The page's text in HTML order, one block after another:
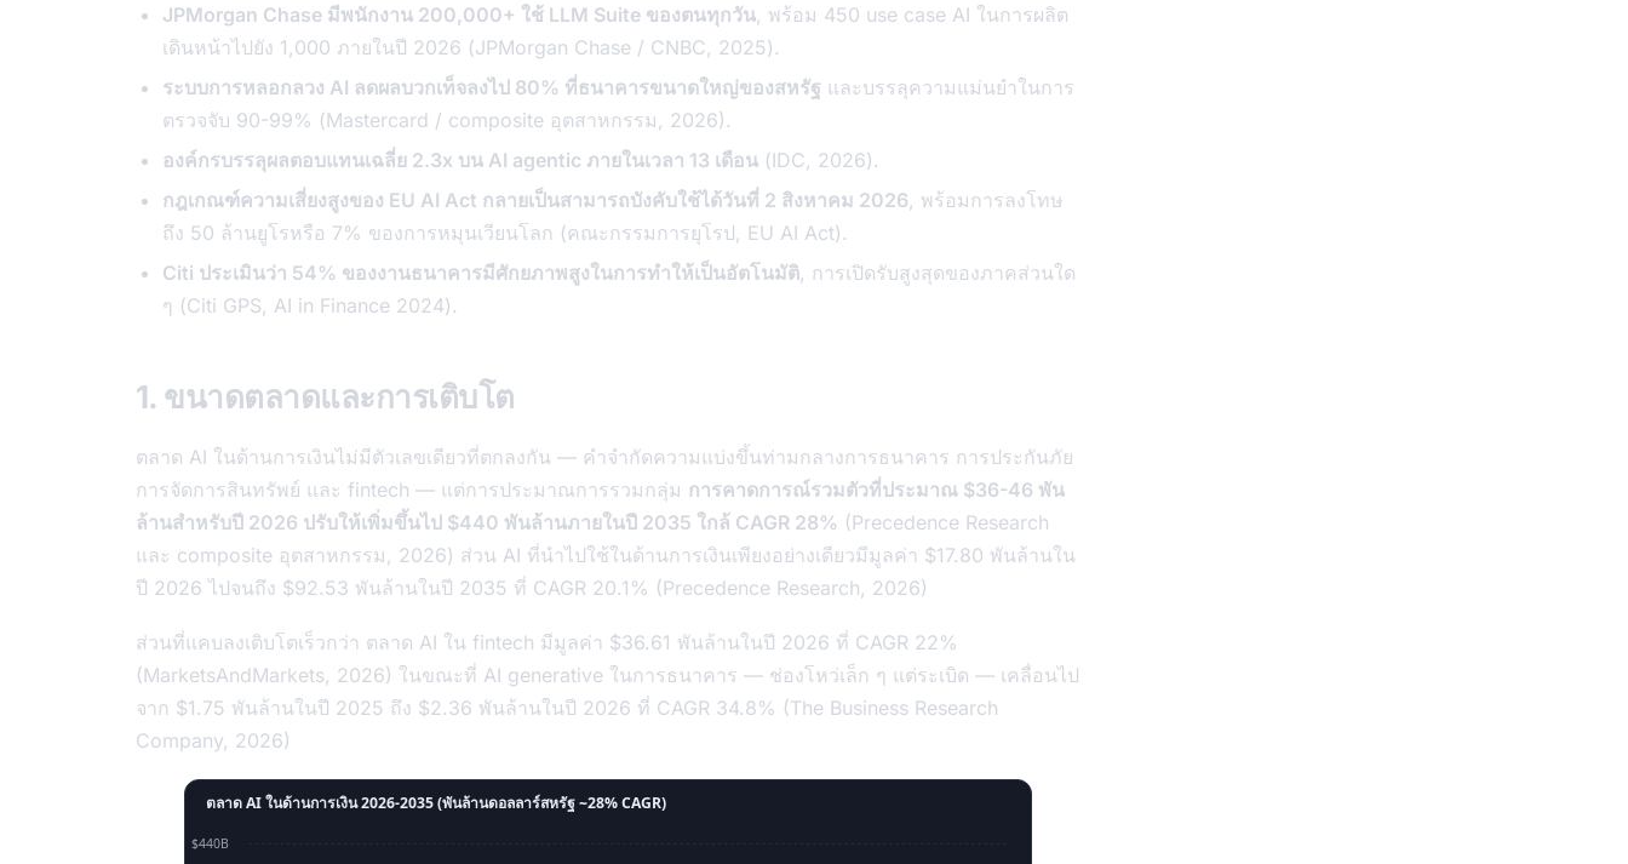
JPMorgan Chase มีพนักงาน 200,000+ ใช้ LLM Suite ของตนทุกวัน, พร้อม 450 use case AI ในการผลิต
เดินหน้าไปยัง 1,000 ภายในปี 2026 (JPMorgan Chase / CNBC, 2025).
ระบบการหลอกลวง AI ลดผลบวกเท็จลงไป 80% ที่ธนาคารขนาดใหญ่ของสหรัฐ และบรรลุความแม่นยำในการ
ตรวจจับ 90-99% (Mastercard / composite อุตสาหกรรม, 2026).
องค์กรบรรลุผลตอบแทนเฉลี่ย 2.3x บน AI agentic ภายในเวลา 13 เดือน (IDC, 2026).
กฎเกณฑ์ความเสี่ยงสูงของ EU AI Act กลายเป็นสามารถบังคับใช้ได้วันที่ 2 สิงหาคม 2026, พร้อมการลงโทษ
ถึง 50 ล้านยูโรหรือ 7% ของการหมุนเวียนโลก (คณะกรรมการยุโรป, EU AI Act).
Citi ประเมินว่า 54% ของงานธนาคารมีศักยภาพสูงในการทำให้เป็นอัตโนมัติ, การเปิดรับสูงสุดของภาคส่วนใด
ๆ (Citi GPS, AI in Finance 2024).
1. ขนาดตลาดและการเติบโต
ตลาด AI ในด้านการเงินไม่มีตัวเลขเดียวที่ตกลงกัน — คำจำกัดความแบ่งขึ้นท่ามกลางการธนาคาร การประกันภัย
การจัดการสินทรัพย์ และ fintech — แต่การประมาณการรวมกลุ่ม การคาดการณ์รวมตัวที่ประมาณ $36-46 พัน
ล้านสำหรับปี 2026 ปรับให้เพิ่มขึ้นไป $440 พันล้านภายในปี 2035 ใกล้ CAGR 28% (Precedence Research
และ composite อุตสาหกรรม, 2026) ส่วน AI ที่นำไปใช้ในด้านการเงินเพียงอย่างเดียวมีมูลค่า $17.80 พันล้านใน
ปี 2026 ไปจนถึง $92.53 พันล้านในปี 2035 ที่ CAGR 20.1% (Precedence Research, 2026)
ส่วนที่แคบลงเติบโตเร็วกว่า ตลาด AI ใน fintech มีมูลค่า $36.61 พันล้านในปี 2026 ที่ CAGR 22%
(MarketsAndMarkets, 2026) ในขณะที่ AI generative ในการธนาคาร — ช่องโหว่เล็ก ๆ แต่ระเบิด — เคลื่อนไป
จาก $1.75 พันล้านในปี 2025 ถึง $2.36 พันล้านในปี 2026 ที่ CAGR 34.8% (The Business Research
Company, 2026)
ตลาด AI ในด้านการเงิน 2026-2035 (พันล้านดอลลาร์สหรัฐ ~28% CAGR)
$440B